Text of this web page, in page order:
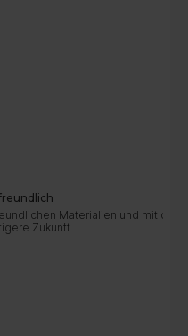
Materialien und mit
Zukunft.